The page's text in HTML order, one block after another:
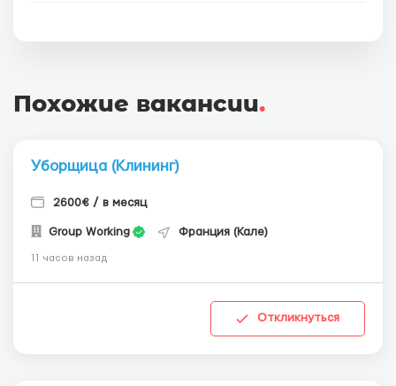
Похожие вакансии.
Уборщица (Клининг)
2600€ / в месяц
Group Working Франция (Кале)
11 часов назад
Откликнуться